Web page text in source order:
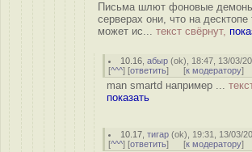
Письма шлют фоновые
серверах они, что на десктопе
может ис... текст свёрнут,
10.16 ,абыр (ok), 18:47, 13/03/
[^^^] [ответить] [к модератору]
man smartd например ...
показать
10.17 ,тигар (ok), 19:31, 13/03/
[^^^] [ответить] [к модератору]